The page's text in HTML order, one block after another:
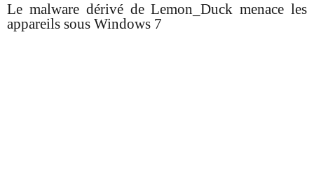
Le malware dérivé de Lemon_Duck menace les
appareils sous Windows 7